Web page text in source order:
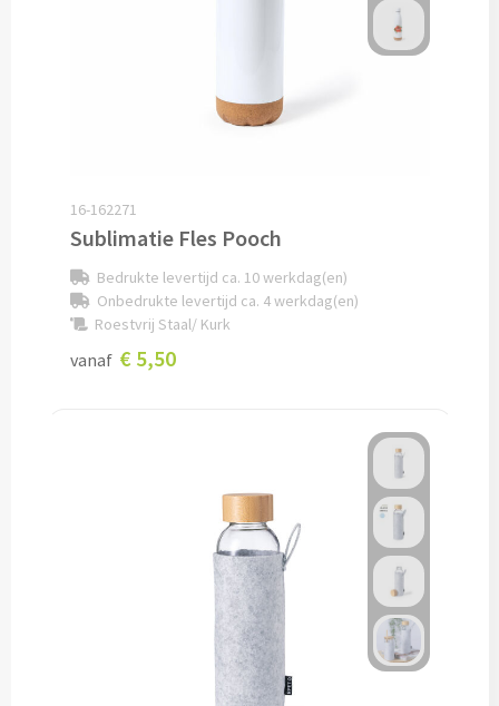
Memoblaadjes bedrukken
Memo boekjes bedrukken
Memo sets bedrukken
Custom made notitieboekjes
Custom made schrijfblokken
Custom made memoblaadjes
Custom made muismatten
16-162271
Sublimatie Fles Pooch
Bedrukte levertijd ca. 10 werkdag(en)
Onbedrukte levertijd ca. 4 werkdag(en)
Roestvrij Staal/ Kurk
vanaf € 5,50